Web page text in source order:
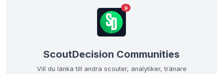
9
ScoutDecision Communities
Vill du länka till andra scouter, analytiker, tränare